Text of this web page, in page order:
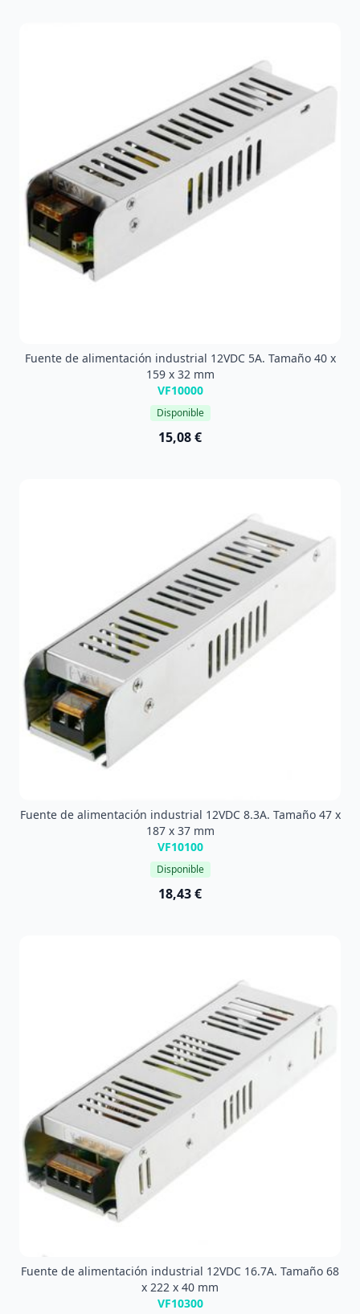
Fuente de alimentación industrial 12VDC 5A. Tamaño 40 x
159 x 32 mm
VF10000
Disponible
15,08 €
Fuente de alimentación industrial 12VDC 8.3A. Tamaño 47 x
187 x 37 mm
VF10100
Disponible
18,43 €
Fuente de alimentación industrial 12VDC 16.7A. Tamaño 68
x 222 x 40 mm
VF10300